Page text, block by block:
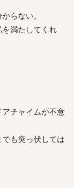
らない。
満たしてくれ
チャイムが不意
も突っ伏しては